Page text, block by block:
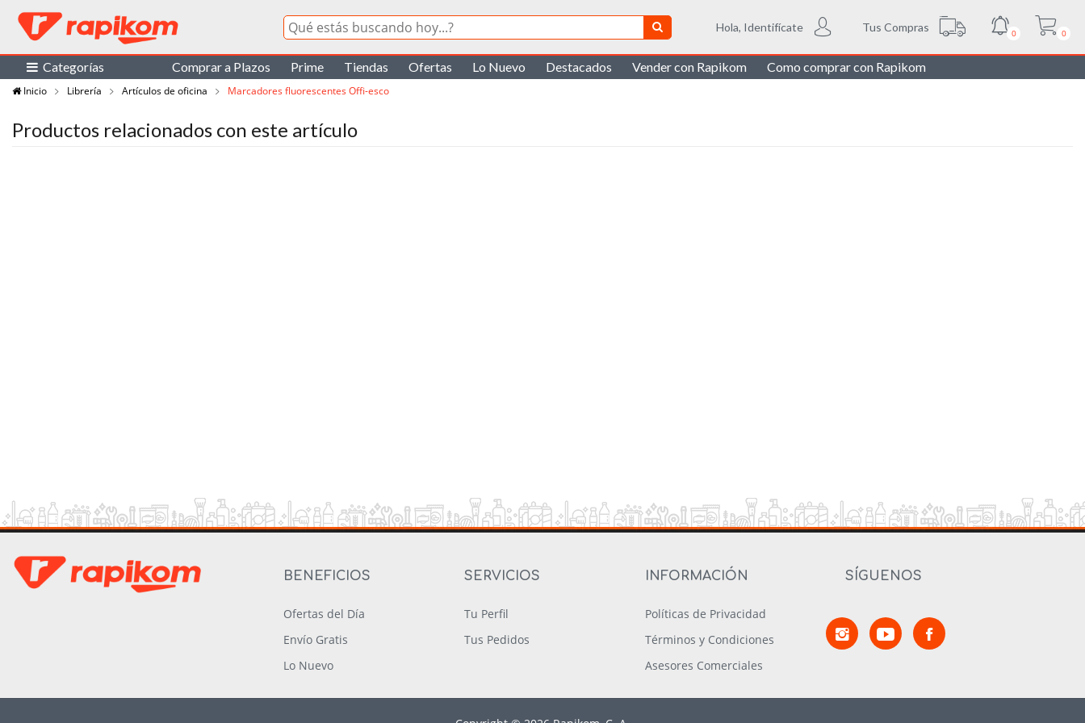
Hola, Identifícate Tus Compras 0 0
Categorías Comprar a Plazos Prime Tiendas Ofertas Lo Nuevo Destacados Vender con Rapikom Como comprar con Rapikom
Inicio Librería Artículos de oficina Marcadores fluorescentes Offi-esco
Productos relacionados con este artículo
BENEFICIOS
Ofertas del Día
Envío Gratis
Lo Nuevo
SERVICIOS
Tu Perfil
Tus Pedidos
INFORMACIÓN
Políticas de Privacidad
Términos y Condiciones
Asesores Comerciales
SÍGUENOS